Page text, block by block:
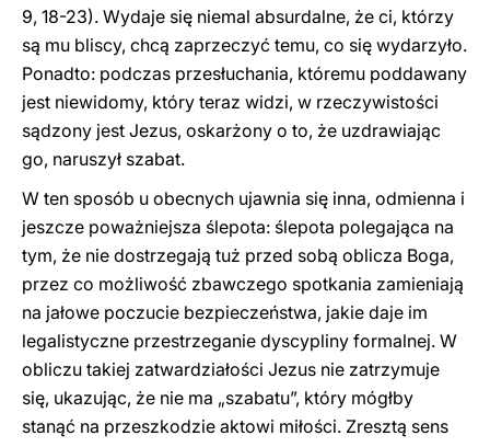
9, 18-23). Wydaje się niemal absurdalne, że ci, którzy
są mu bliscy, chcą zaprzeczyć temu, co się wydarzyło.
Ponadto: podczas przesłuchania, któremu poddawany
jest niewidomy, który teraz widzi, w rzeczywistości
sądzony jest Jezus, oskarżony o to, że uzdrawiając
go, naruszył szabat.
W ten sposób u obecnych ujawnia się inna, odmienna i
jeszcze poważniejsza ślepota: ślepota polegająca na
tym, że nie dostrzegają tuż przed sobą oblicza Boga,
przez co możliwość zbawczego spotkania zamieniają
na jałowe poczucie bezpieczeństwa, jakie daje im
legalistyczne przestrzeganie dyscypliny formalnej. W
obliczu takiej zatwardziałości Jezus nie zatrzymuje
się, ukazując, że nie ma „szabatu”, który mógłby
stanąć na przeszkodzie aktowi miłości. Zresztą sens